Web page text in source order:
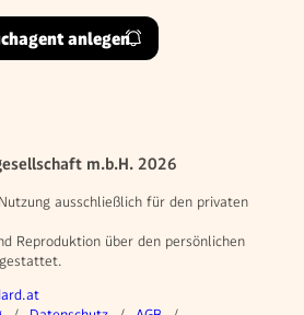
anlegen
m.b.H. 2026
ausschließlich für den privaten
Reproduktion über den persönlichen